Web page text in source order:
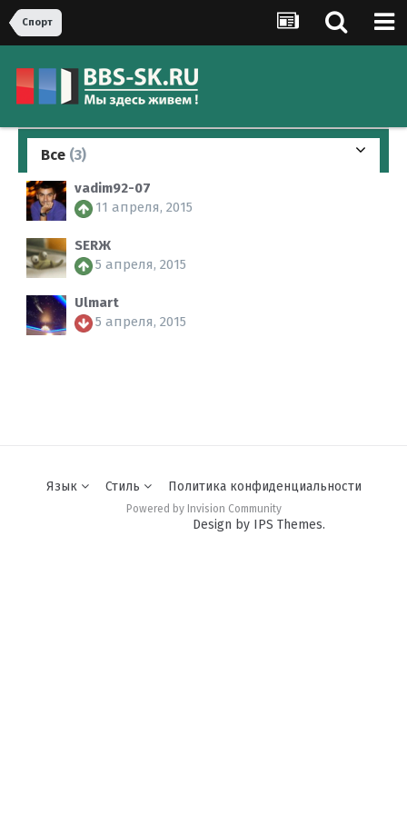
Спорт
Все (3)
vadim92-07
11 апреля, 2015
SERЖ
5 апреля, 2015
Ulmart
5 апреля, 2015
Язык Стиль Политика конфиденциальности
Powered by Invision Community
Design by IPS Themes.